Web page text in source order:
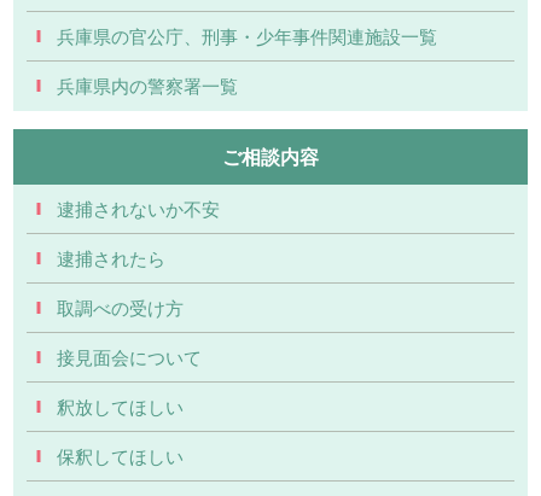
兵庫県の官公庁、刑事・少年事件関連施設一覧
兵庫県内の警察署一覧
ご相談内容
逮捕されないか不安
逮捕されたら
取調べの受け方
接見面会について
釈放してほしい
保釈してほしい